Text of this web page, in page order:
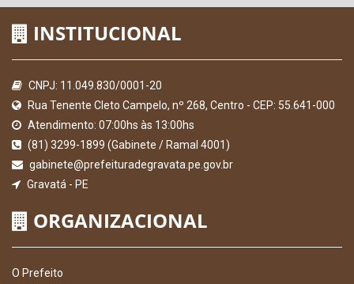
INSTITUCIONAL
CNPJ: 11.049.830/0001-20
Rua Tenente Cleto Campelo, nº 268, Centro - CEP: 55.641-000
Atendimento: 07:00hs às 13:00hs
(81) 3299-1899 (Gabinete / Ramal 4001)
gabinete@prefeituradegravata.pe.gov.br
Gravatá - PE
ORGANIZACIONAL
O Prefeito